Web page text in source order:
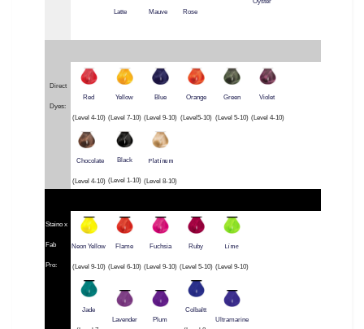
Latte Mauve Rose
Direct
Dyes:
Red
(Level 4-10)
Yellow
(Level 7-10)
Blue
(Level 9-10)
Orange
(Level5-10)
Green
(Level 5-10)
Violet
(Level 4-10)
Chocolate
(Level 4-10)
Black
(Level 1-10)
Platinum
(Level 8-10)
Staino x
Fab
Pro:
Neon Yellow
(Level 9-10)
Flame
(Level 6-10)
Fuchsia
(Level 9-10)
Ruby
(Level 5-10)
Lime
(Level 9-10)
Jade
Lavender Plum
Colbaltt
Ultramarine